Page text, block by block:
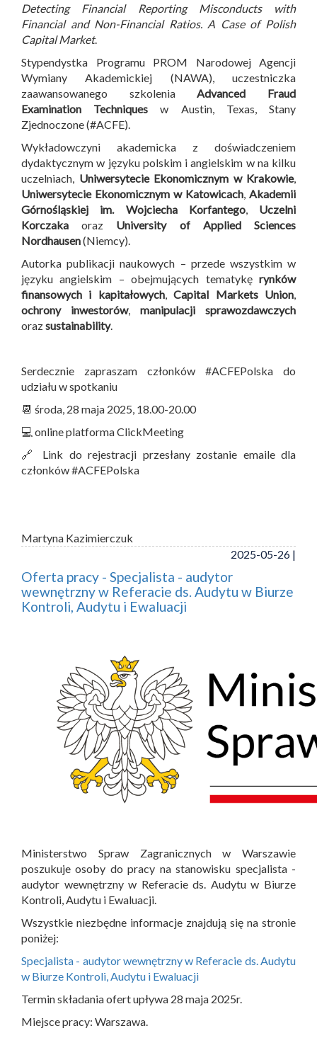
Detecting Financial Reporting Misconducts with
Financial and Non-Financial Ratios. A Case of Polish
Capital Market.
Stypendystka Programu PROM Narodowej Agencji
Wymiany Akademickiej (NAWA), uczestniczka
zaawansowanego szkolenia Advanced Fraud
Examination Techniques w Austin, Texas, Stany
Zjednoczone (#ACFE).
Wykładowczyni akademicka z doświadczeniem
dydaktycznym w języku polskim i angielskim w na kilku
uczelniach, Uniwersytecie Ekonomicznym w Krakowie,
Uniwersytecie Ekonomicznym w Katowicach Akademii
Górnośląskiej im. Wojciecha Korfantego, Uczelni
Korczaka oraz University of Applied Sciences
Nordhausen(Niemcy).
Autorka publikacji naukowych – przede wszystkim w
języku angielskim – obejmujących tematykę rynków
finansowych i kapitałowych,Capital Markets Union
ochrony inwestorów, manipulacji sprawozdawczych
orazsustainability.
Serdecznie zapraszam członków #ACFEPolska do
udziału w spotkaniu
📆 środa, 28 maja 2025, 18.00-20.00
💻 online platforma ClickMeeting
🔗 Link do rejestracji przesłany zostanie emaile dla
członków #ACFEPolska
Martyna Kazimierczuk
2025-05-26 |
Oferta pracy - Specjalista - audytor
wewnętrzny w Referacie ds. Audytu w Biurze
Kontroli, Audytu i Ewaluacji
Ministerstwo Spraw Zagranicznych w Warszawie
poszukuje osoby do pracy na stanowisku specjalista -
audytor wewnętrzny w Referacie ds. Audytu w Biurze
Kontroli, Audytu i Ewaluacji.
Wszystkie niezbędne informacje znajdują się na stronie
poniżej:
Specjalista - audytor wewnętrzny w Referacie ds. Audytu
w Biurze Kontroli, Audytu i Ewaluacji
Termin składania ofert upływa 28 maja 2025r.
Miejsce pracy: Warszawa.